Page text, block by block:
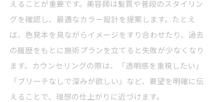
髪質を活かした美容院の秋色透明感提案
透明感あるカラーなら昭和区の美容院がおすす
め
昭和区の美容院が透明感カラーで選ばれる
理由
美容院の技術で秋色透明感を自然に演出
えることが重要です。美容師は髪質や普段のスタイリン
グを確認し、最適なカラー設計を提案します。たとえ
ば、色見本を見ながらイメージをすり合わせたり、過去
の履歴をもとに施術プランを立てると失敗が少なくなり
ます。カウンセリングの際は、「透明感を重視したい」
「ブリーチなしで深みが欲しい」など、要望を明確に伝
えることで、理想の仕上がりに近づけます。